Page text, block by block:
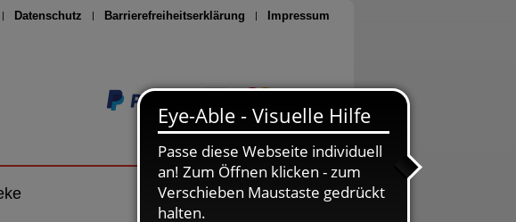
Datenschutz Barrierefreiheitserklärung Impressum
Seite drucken
0800-10 11 422
gebührenfreie Rufnummer